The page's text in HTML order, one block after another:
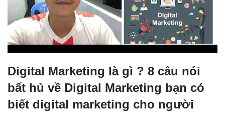
Digital Marketing là gì ? 8 câu nói
bất hủ về Digital Marketing bạn có
biết digital marketing cho người